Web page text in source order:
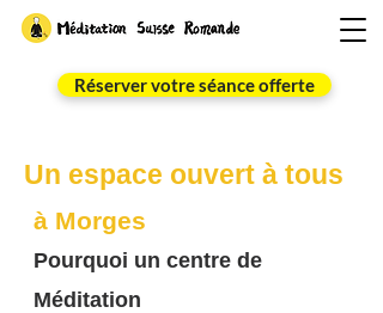
Réserver votre séance offerte
Un espace ouvert à tous
à Morges
Pourquoi un centre de
Méditation